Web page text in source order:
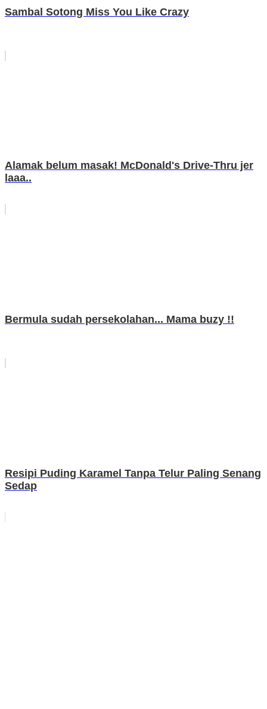
Sambal Sotong Miss You Like Crazy
Alamak belum masak! McDonald's Drive-Thru jer
laaa..
Bermula sudah persekolahan... Mama buzy !!
Resipi Puding Karamel Tanpa Telur Paling Senang
Sedap